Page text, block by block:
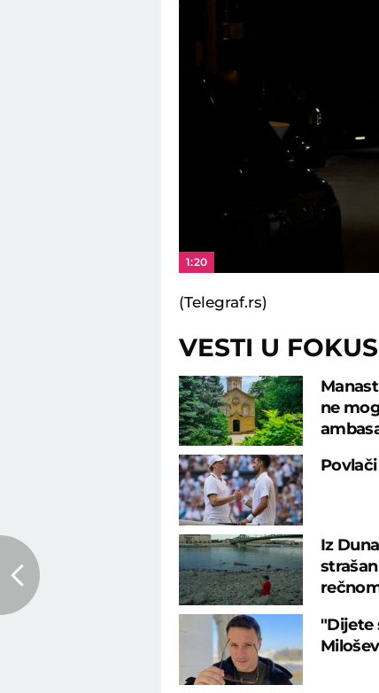
1:20
(Telegraf.rs)
VESTI U
ne
Iz
"Dijete